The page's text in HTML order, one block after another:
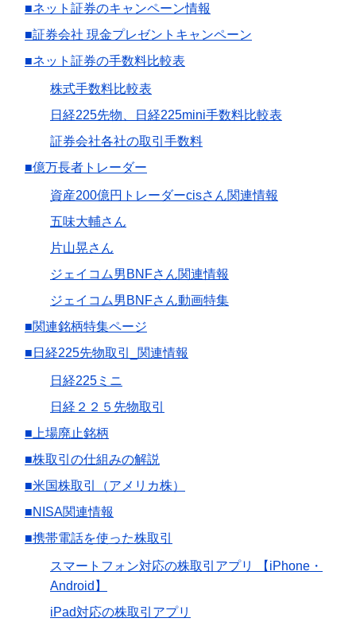
■ネット証券のキャンペーン情報
■証券会社 現金プレゼントキャンペーン
■ネット証券の手数料比較表
株式手数料比較表
日経225先物、日経225mini手数料比較表
証券会社各社の取引手数料
■億万長者トレーダー
資産200億円トレーダーcisさん関連情報
五味大輔さん
片山晃さん
ジェイコム男BNFさん関連情報
ジェイコム男BNFさん動画特集
■関連銘柄特集ページ
■日経225先物取引_関連情報
日経225ミニ
日経２２５先物取引
■上場廃止銘柄
■株取引の仕組みの解説
■米国株取引（アメリカ株）
■NISA関連情報
■携帯電話を使った株取引
スマートフォン対応の株取引アプリ 【iPhone・
Android】
iPad対応の株取引アプリ